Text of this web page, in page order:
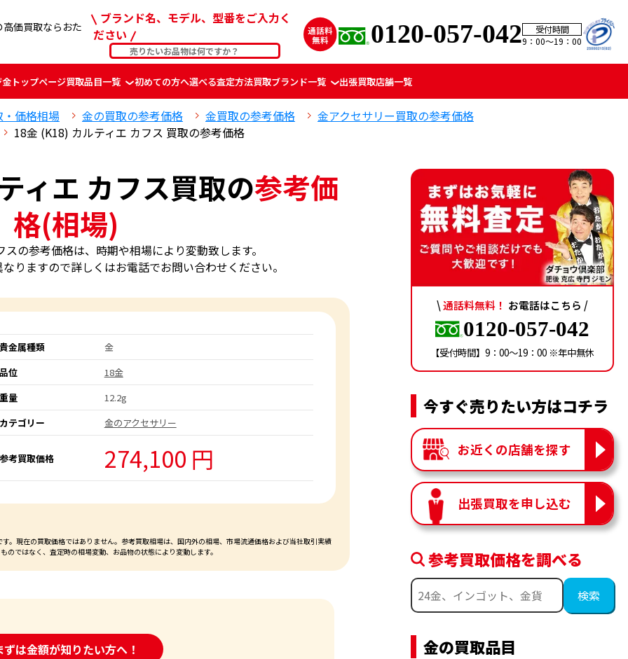
価買取ならおた
ブランド名、モデル、型番をご入力く
ださい
0120-057-042
受付時間
9：00〜19：00
金 トップページ買取品目一覧 初めての方へ選べる査定方法買取ブランド一覧 出張買取店舗一覧
価格相場 金の買取の参考価格 金買取の参考価格
金アクセサリー買取の参考価格
18金 (K18) カルティエ カフス 買取の参考価格
ィエ カフス買取の参考価
格(相場)
の参考価格は、時期や相場により変動致します。
りますので詳しくはお電話でお問い合わせください。
貴金属種類
金
品位
18金
重量
12.2g
カテゴリー
金のアクセサリー
参考買取価格 274,100 円
現在の買取価格ではありません。参考買取相場は、国内外の相場、市場流通価格および当社取引実績
ではなく、査定時の相場変動、お品物の状態により変動します。
ずは金額が知りたい方へ！
受付中!問い合わせフォーム
\通話料無料！ お電話はこちら /
0120-057-042
【受付時間】9：00〜19：00 ※年中無休
今すぐ売りたい方はコチラ
お近くの店舗を探す
出張買取を申し込む
参考買取価格を調べる
金の買取品目